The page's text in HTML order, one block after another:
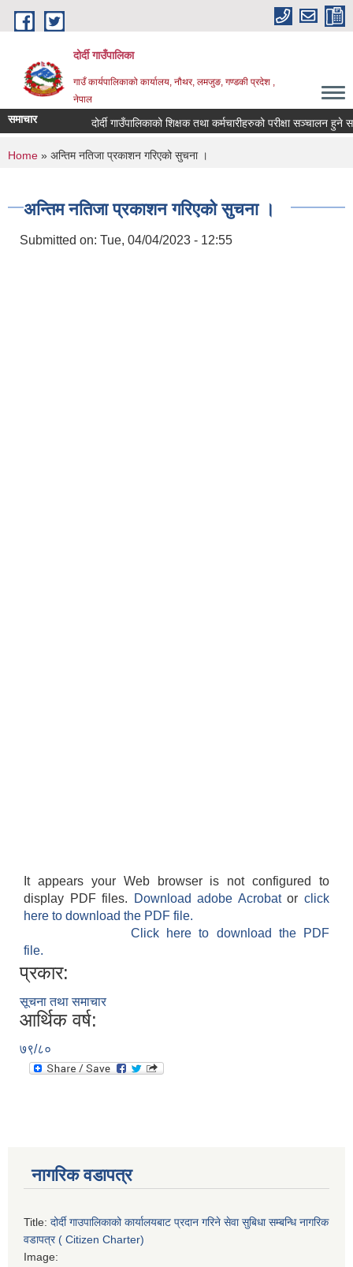
Skip to main content
दोर्दी गाउँपालिका
गाउँ कार्यपालिकाको कार्यालय, नौथर, लमजुङ, गण्डकी प्रदेश ,
नेपाल
समाचार दोर्दी गाउँपालिकाको शिक्षक तथा कर्मचारीहरुको परीक्षा सञ्चालन हुने
You are here
Home » अन्तिम नतिजा प्रकाशन गरिएको सुचना ।
अन्तिम नतिजा प्रकाशन गरिएको सुचना ।
Submitted on: Tue, 04/04/2023 - 12:55
It appears your Web browser is not configured to
display PDF files.
Download adobe Acrobatorclick
here to download the PDF file.
Click here to download the PDF
file.
प्रकार:
सूचना तथा समाचार
आर्थिक वर्ष:
७९/८०
नागरिक वडापत्र
Title: दोर्दी गाउपालिकाको कार्यालयबाट प्रदान गरिने सेवा सुबिधा सम्बन्धि नागरिक
वडापत्र ( Citizen Charter)
Image: